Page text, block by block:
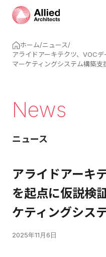
ホーム/ニュース/
アライドアーキテクツ、VOC
マーケティングシステム構築支
News
ニュース
アライドアーキ
を起点に仮説検
ケティングシス
2025年11月6日